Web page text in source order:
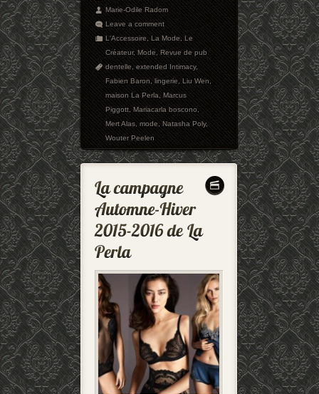
Marie-Odile Radom
Leave a comment
L'Accessoire,La Mode,Le
Créateur,Mode,Revue de pub
dentelle,extended Intimacy,
Fabien Baron,lingerie,Liu Wen,
maison La Perla,Marcus
Piggott,Mariacarla boscono,
Mert Alas,mode,Natasha Poly,
Wouter Peelen